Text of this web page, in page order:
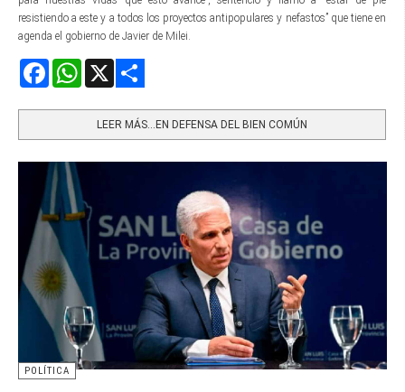
resistiendo a este y a todos los proyectos antipopulares y nefastos” que tiene en
agenda el gobierno de Javier de Milei.
FacebookWhatsApp
LEER MÁS…EN DEFENSA DEL BIEN COMÚN
POLÍTICA